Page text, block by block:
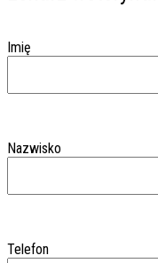
Imię
Nazwisko
Telefon